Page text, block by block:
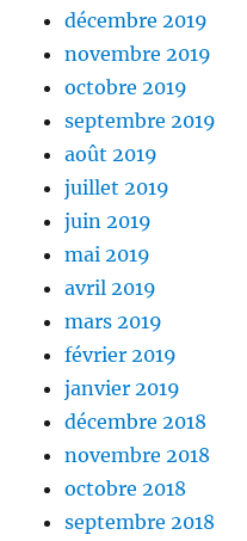
décembre 2019
novembre 2019
octobre 2019
septembre 2019
août 2019
juillet 2019
juin 2019
mai 2019
avril 2019
mars 2019
février 2019
janvier 2019
décembre 2018
novembre 2018
octobre 2018
septembre 2018